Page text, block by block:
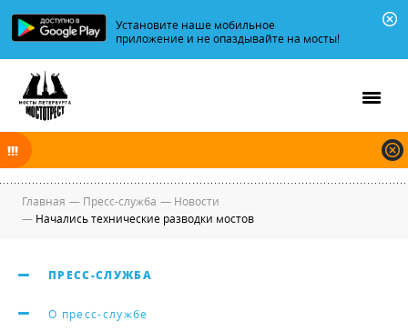
Установите наше мобильное
приложение и не опаздывайте на мосты!
разводятся по графику.
Главная — Пресс-служба — Новости
— Начались технические разводки мостов
ПРЕСС-СЛУЖБА
О пресс-службе